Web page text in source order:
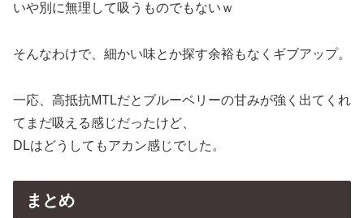
いや別に無理して吸うものでもないｗ
そんなわけで、細かい味とか探す余裕もなくギブアップ。
一応、高抵抗MTLだとブルーベリーの甘みが強く出てくれ
てまだ吸える感じだったけど、
DLはどうしてもアカン感じでした。
まとめ